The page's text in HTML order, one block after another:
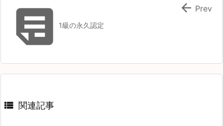
1級の永久認定
 Prev
 関連記事